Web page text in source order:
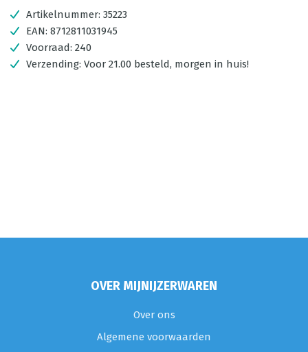
Artikelnummer: 35223
EAN: 8712811031945
Voorraad: 240
Verzending: Voor 21.00 besteld, morgen in huis!
OVER MIJNIJZERWAREN
Over ons
Algemene voorwaarden